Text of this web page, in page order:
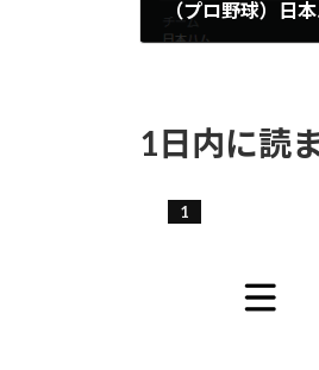
（プロ野球）日
1日内に読